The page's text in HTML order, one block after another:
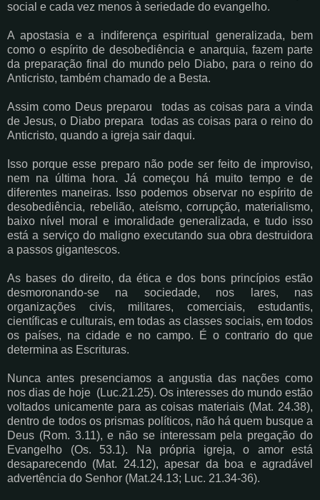
social e cada vez menos à seriedade do evangelho.
A apostasia e a indiferença espiritual generalizada, bem
como o espírito de desobediência e anarquia, fazem parte
da preparação final do mundo pelo Diabo, para o reino do
Anticristo, também chamado de a Besta.
Assim como Deus preparou todas as coisas para a vinda
de Jesus, o Diabo prepara todas as coisas para o reino do
Anticristo, quando a igreja sair daqui.
Isso porque esse preparo não pode ser feito de improviso,
nem na última hora. Já começou há muito tempo e de
diferentes maneiras. Isso podemos observar no espírito de
desobediência, rebelião, ateísmo, corrupção, materialismo,
baixo nível moral e imoralidade generalizada, e tudo isso
está a serviço do maligno executando sua obra destruidora
a passos gigantescos.
As bases do direito, da ética e dos bons princípios estão
desmoronando-se na sociedade, nos
lares, nas
organizações civis, militares, comerciais, estudantis,
científicas e culturais, em todas as classes sociais, em todos
os países, na cidade e no campo. É o contrario do que
determina as Escrituras.
Nunca antes presenciamos a angustia das nações como
nos dias de hoje (Luc.21.25). Os interesses do mundo estão
voltados unicamente para as coisas materiais (Mat. 24.38),
dentrode todos os prismas políticos, não há quem busque a
Deus (Rom. 3.11), e não se interessam pela pregação do
Evangelho (Os. 53.1). Na própria igreja, o amor está
desaparecendo (Mat. 24.12), apesar da boa e agradável
advertência do Senhor (Mat.24.13; Luc. 21.34-36).